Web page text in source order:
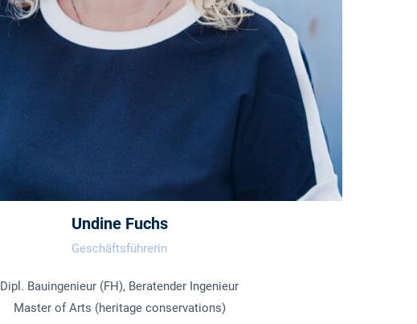
Undine Fuchs
Geschäftsführerin
Dipl. Bauingenieur (FH), Beratender Ingenieur
Master of Arts (heritage conservations)